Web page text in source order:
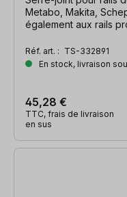
Metabo, Makita,
également aux rails
Réf. art. : TS-332891
En stock, livraison
45,28 €
TTC, frais de livraison
en sus